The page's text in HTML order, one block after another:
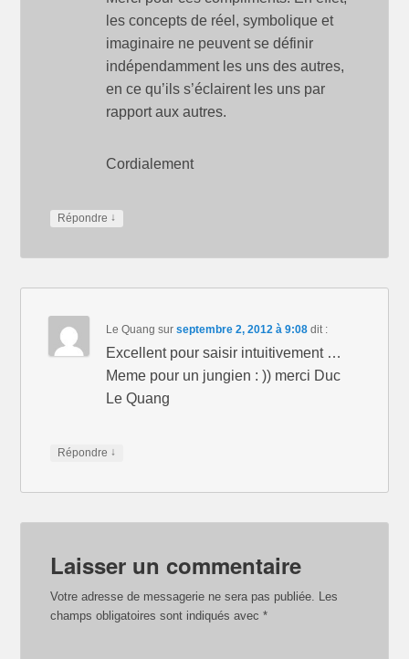
les concepts de réel, symbolique et
imaginaire ne peuvent se définir
indépendamment les uns des autres,
en ce qu’ils s’éclairent les uns par
rapport aux autres.
Cordialement
Répondre ↓
Le Quang surseptembre 2, 2012 à 9:08dit :
Excellent pour saisir intuitivement …
Meme pour un jungien : )) merci Duc
Le Quang
Répondre ↓
Laisser un commentaire
Votre adresse de messagerie ne sera pas publiée. Les
champs obligatoires sont indiqués avec*